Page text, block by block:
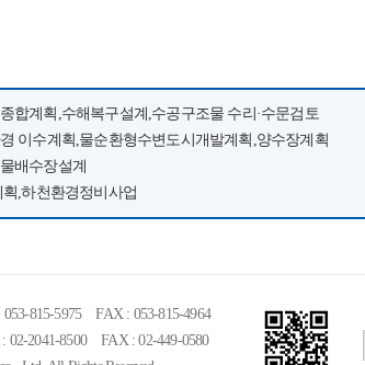
합계획,수해복구설계,수공구조물 수리·수문검토
이수계획,물순환형수변도시개발계획,양수장계획
배수장설계
,하천환경정비사업
815-5975
FAX : 053-815-4964
02-2041-8500
FAX : 02-449-0580